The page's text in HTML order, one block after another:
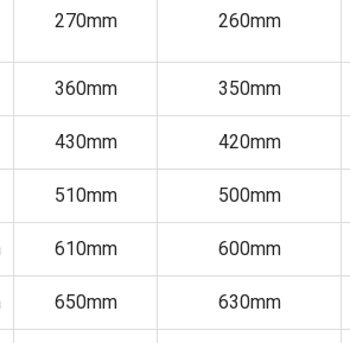
270mm 260mm
360mm 350mm
430mm 420mm
510mm 500mm
610mm 600mm
650mm 630mm